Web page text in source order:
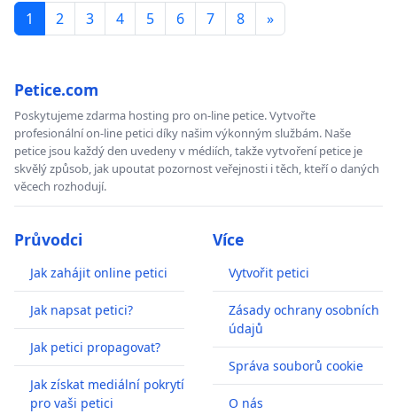
1 2 3 4 5 6 7 8 »
Petice.com
Poskytujeme zdarma hosting pro on-line petice. Vytvořte
profesionální on-line petici díky našim výkonným službám. Naše
petice jsou každý den uvedeny v médiích, takže vytvoření petice je
skvělý způsob, jak upoutat pozornost veřejnosti i těch, kteří o daných
věcech rozhodují.
Průvodci
Jak zahájit online petici
Jak napsat petici?
Jak petici propagovat?
Jak získat mediální pokrytí
pro vaši petici
Více
Vytvořit petici
Zásady ochrany osobních
údajů
Správa souborů cookie
O nás